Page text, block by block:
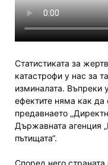
Статистиката за
катастрофи у нас за
изминалата. Въпреки
ефектите няма как да
предавнаето
Държавната агенция
пътищата“.